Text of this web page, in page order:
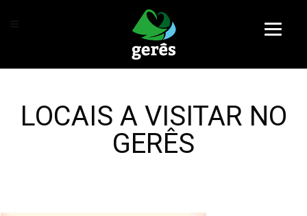
LOCAIS A VISITAR NO
GERÊS